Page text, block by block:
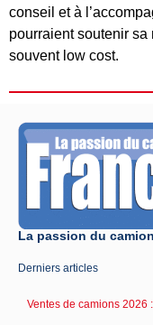
conseil et à
pourraient soutenir
souvent low cost.
La passion du camion
Derniers articles
Ventes de camions 2026